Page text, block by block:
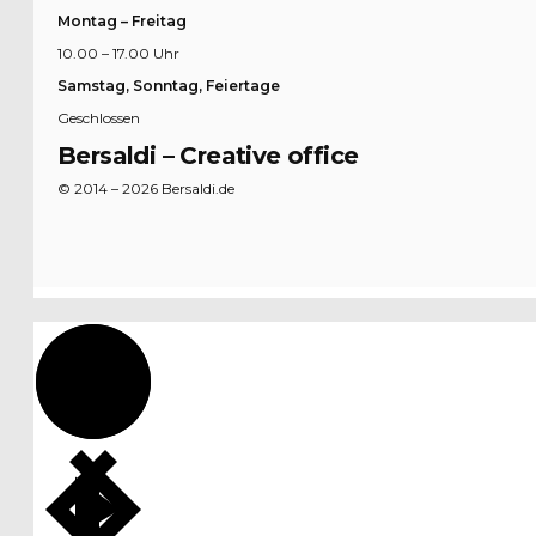
Montag – Freitag
10.00 – 17.00 Uhr
Samstag, Sonntag, Feiertage
Geschlossen
Bersaldi – Creative office
© 2014 – 2026 Bersaldi.de